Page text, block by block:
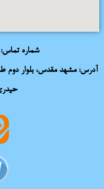
شماره تماس: